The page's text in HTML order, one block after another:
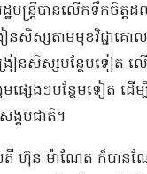
ឋមន្ត្រីបានលើកទឹកចិត្ត
នសិស្សតាមមុខវិជ្ជាគោ
ៀនសិស្សបន្ថែមទៀត លើ
គមផ្សេងៗបន្ថែមទៀត ដ
សង្គមជាតិ។
តី ហ៊ុន ម៉ាណែត ក៏បានណ